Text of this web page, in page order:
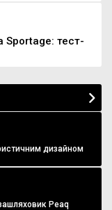
Sportage: тест-
дизайном
Peaq